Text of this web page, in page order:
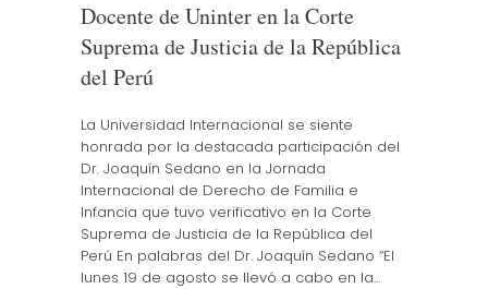
Docente de Uninter en la Corte
Suprema de Justicia de la República
del Perú
La Universidad Internacional se siente
honrada por la destacada participación del
Dr. Joaquín Sedano en la Jornada
Internacional de Derecho de Familia e
Infancia que tuvo verificativo en la Corte
Suprema de Justicia de la República del
Perú En palabras del Dr. Joaquín Sedano “El
lunes 19 de agosto se llevó a cabo en la…